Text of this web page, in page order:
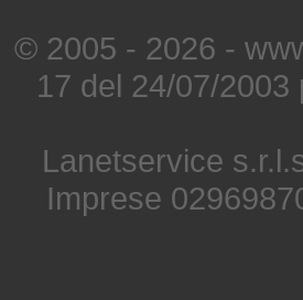
© 2005 - 2026 -
17 del 24/07/
Lanetservice
Imprese